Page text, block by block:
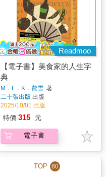
Readmoo
【電子書】美食家的人生字
典
M．F．K．費雪 著
二十張出版 出版
2025/10/01 出版
特價 315 元
電子書
TOP 80